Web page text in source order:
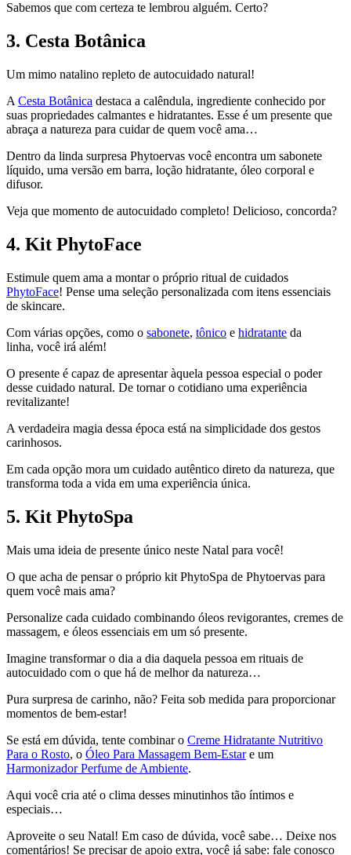
Sabemos que com certeza te lembrou alguém. Certo?
3. Cesta Botânica
Um mimo natalino repleto de autocuidado natural!
A Cesta Botânica destaca a calêndula, ingrediente conhecido por
suas propriedades calmantes e hidratantes. Esse é um presente que
abraça a natureza para cuidar de quem você ama…
Dentro da linda surpresa Phytoervas você encontra um sabonete
líquido, uma versão em barra, loção hidratante, óleo corporal e
difusor.
Veja que momento de autocuidado completo! Delicioso, concorda?
4. Kit PhytoFace
Estimule quem ama a montar o próprio ritual de cuidados
PhytoFace! Pense uma seleção personalizada com itens essenciais
de skincare.
Com várias opções, como o sabonete, tônico e hidratante da
linha, você irá além!
O presente é capaz de apresentar àquela pessoa especial o poder
desse cuidado natural. De tornar o cotidiano uma experiência
revitalizante!
A verdadeira magia dessa época está na simplicidade dos gestos
carinhosos.
Em cada opção mora um cuidado autêntico direto da natureza, que
transforma toda a vida em uma experiência única.
5. Kit PhytoSpa
Mais uma ideia de presente único neste Natal para você!
O que acha de pensar o próprio kit PhytoSpa de Phytoervas para
quem você mais ama?
Personalize cada cuidado combinando óleos revigorantes, cremes de
massagem, e óleos essenciais em um só presente.
Imagine transformar o dia a dia daquela pessoa em rituais de
autocuidado com o que há de melhor da natureza…
Pura surpresa de carinho, não? Feita sob medida para proporcionar
momentos de bem-estar!
Se está em dúvida, tente combinar o Creme Hidratante Nutritivo
Para o Rosto, o Óleo Para Massagem Bem-Estare um
Harmonizador Perfume de Ambiente.
Aqui você cria até o clima desses minutinhos tão íntimos e
especiais…
Aproveite o seu Natal! Em caso de dúvida, você sabe… Deixe nos
comentários! Se precisar de apoio extra, você já sabe: fale conosco